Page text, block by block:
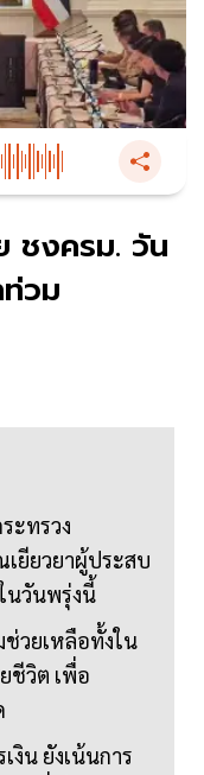
ชงครม. วัน
วม
ะทรวง
ยียวยาผู้ประสบ
นวันพรุ่งนี้
ช่วยเหลือทั้งใน
ชีวิต เพื่อ
งิน ยังเน้นการ